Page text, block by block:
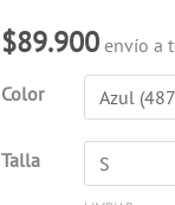
$89.900 envío a
Color
Talla
unicolor
cantidad